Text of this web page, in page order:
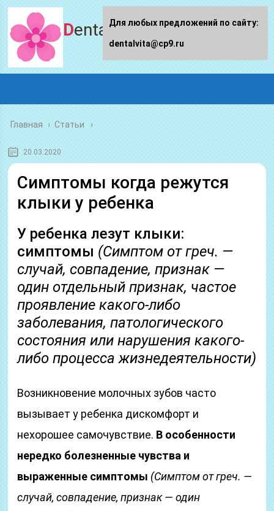
Dentalvita.ru
Главная › Статьи
20.03.2020
Симптомы когда режутся
клыки у ребенка
У ребенка лезут клыки:
симптомы (Симптом от греч. —
случай, совпадение, признак —
один отдельный признак, частое
проявление какого-либо
заболевания, патологического
состояния или нарушения какого-
либо процесса жизнедеятельности)
Возникновение молочных зубов часто
вызывает у ребенка дискомфорт и
нехорошее самочувствие. В особенности
нередко болезненные чувства и
выраженные симптомы (Симптом от греч. —
случай, совпадение, признак — один
Для любых предложений по сайту:
dentalvita@cp9.ru